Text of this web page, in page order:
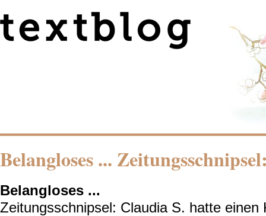
Belangloses ...
Belangloses ...
Zeitungsschnipsel: Claudia S. hatte einen